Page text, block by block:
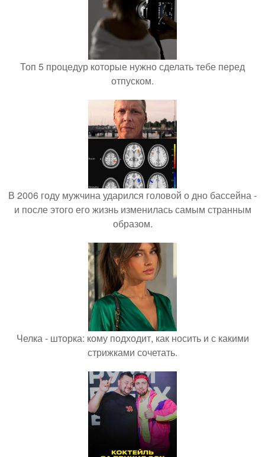
Топ 5 процедур которые нужно сделать тебе перед
отпуском.
В 2006 году мужчина ударился головой о дно бассейна -
и после этого его жизнь изменилась самым странным
образом.
Челка - шторка: кому подходит, как носить и с какими
стрижками сочетать.